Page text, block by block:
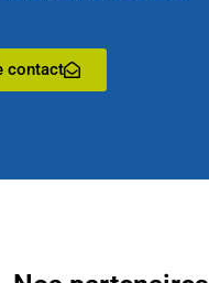
contact